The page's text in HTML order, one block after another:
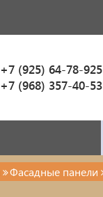
+7 (925) 64-78-925
+7 (968) 357-40-53
Фасадные панели